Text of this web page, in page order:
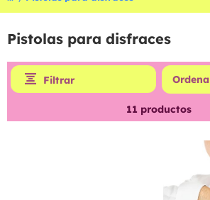
Pistolas para disfraces
Filtrar
11 productos